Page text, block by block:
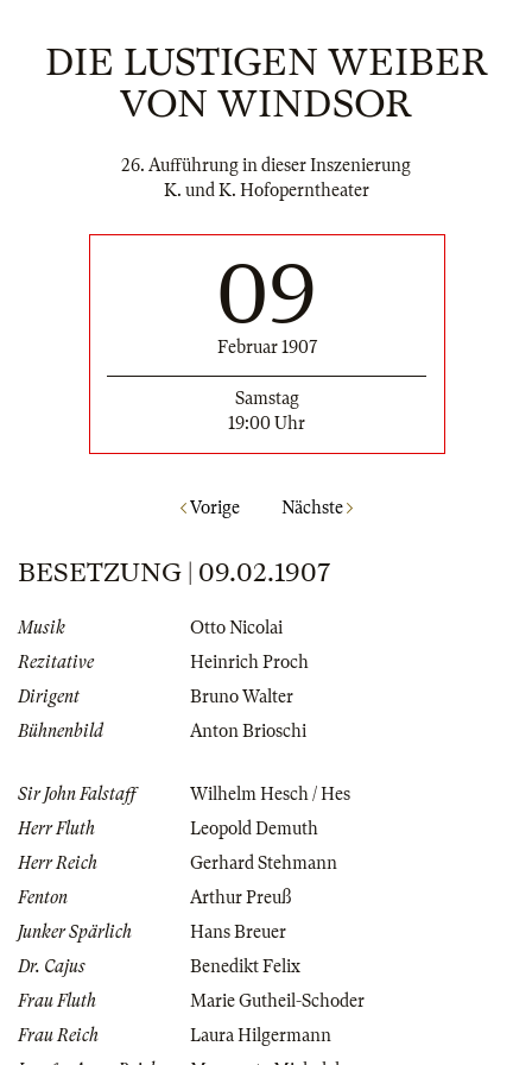
DIE LUSTIGEN WEIBER
VON WINDSOR
26. Aufführung in dieser Inszenierung
K. und K. Hofoperntheater
09
Februar 1907
Samstag
19:00 Uhr
Vorige Nächste
BESETZUNG | 09.02.1907
Musik
Otto Nicolai
Rezitative
Heinrich Proch
Dirigent
Bruno Walter
Bühnenbild
Anton Brioschi
Sir John Falstaff
Wilhelm Hesch / Hes
Herr Fluth
Leopold Demuth
Herr Reich
Gerhard Stehmann
Fenton
Arthur Preuß
Junker Spärlich
Hans Breuer
Dr. Cajus
Benedikt Felix
Frau Fluth
Marie Gutheil-Schoder
Frau Reich
Laura Hilgermann